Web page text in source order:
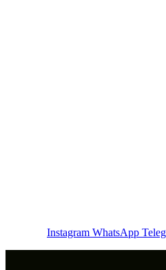
Instagram WhatsApp